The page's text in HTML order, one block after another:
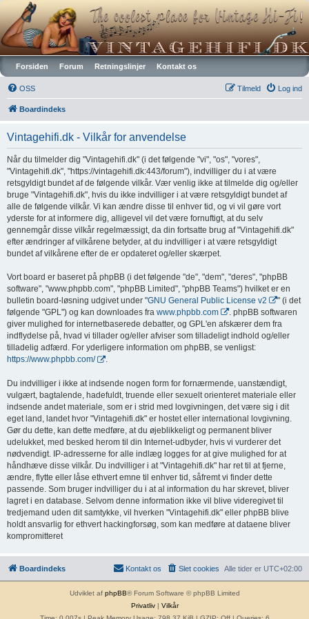
Vintagehifi.dk
Forsiden Forum Retningslinjer Kontakt os
OSS Log ind
Tilmeld
Boardindeks
Vintagehifi.dk - Vilkår for anvendelse
Når du tilmelder dig "Vintagehifi.dk" (i det følgende "vi", "os", "vores",
"Vintagehifi.dk", "https://vintagehifi.dk:443/forum"), indvilliger du i at være
retsgyldigt bundet af de følgende vilkår. Vær venlig ikke at tilmelde dig og/eller
bruge "Vintagehifi.dk", hvis du ikke indvilliger i at være retsgyldigt bundet af
alle de følgende vilkår. Vi kan ændre disse til enhver tid, og vi vil gøre vort
yderste for at informere dig, alligevel vil det være fornuftigt, at du selv
gennemgår disse vilkår regelmæssigt, da din fortsatte brug af "Vintagehifi.dk"
efter ændringer af vilkårene betyder, at du indvilliger i at være retsgyldigt
bundet af vilkårene efter de er opdateret og/eller skærpet.
Vort board er baseret på phpBB (i det følgende "de", "dem", "deres", "phpBB
software", "www.phpbb.com", "phpBB Limited", "phpBB Teams") hvilket er en
bulletin board-løsning udgivet under "GNU General Public License v2
" (i det
følgende "GPL") og kan downloades fra www.phpbb.com
. phpBB softwaren
giver mulighed for internetbaserede debatter, og GPL'en afskærer dem fra
indflydelse på, hvad vi tillader og/eller afviser som tilladeligt indhold og/eller
tilladelig adfærd. For yderligere information om phpBB, se venligst:
https://www.phpbb.com/
.
Du indvilliger i ikke at indsende nogen form for fornærmende, uanstændigt,
vulgært, bagtalende, hadefuldt, truende eller sexuelt orienteret materiale eller
indsende andet materiale, som er i strid med lovgivningen, det være sig i dit
eget land, landet hvor "Vintagehifi.dk" er hostet eller international lovgivning.
Gør du dette, kan dette medføre, at du øjeblikkeligt og permanent bliver
udelukket, med besked herom til din Internet-udbyder, hvis vi vurderer det
nødvendigt. IP-adresserne for alle indlæg logges for at give mulighed for at
håndhæve disse vilkår. Du indvilliger i at "Vintagehifi.dk" har ret til at fjerne,
ændre, flytte eller låse ethvert emne til enhver tid, såfremt vi finder dette
passende. Som bruger indvilliger du i at al information du har skrevet, bliver
lagret i en database. Selvom denne information ikke vil blive videregivet til
tredjemand uden dit samtykke, vil hverken "Vintagehifi.dk" eller phpBB blive
holdt ansvarlig for ethvert hackingforsøg, som kan medføre at dataene bliver
kompromitteret
Boardindeks Alle tider er UTC+02:00
Slet cookies
Kontakt os
Udviklet af phpBB® Forum Software © phpBB Limited
Privatliv| Vilkår